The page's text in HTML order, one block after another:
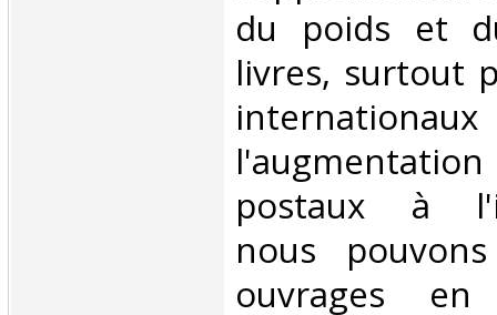
du poids et
livres, surtout
internationaux
postaux à
nous
ouvrages